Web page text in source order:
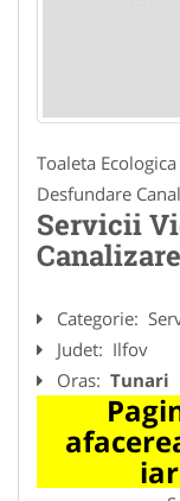
Toaleta
Desfundare
Servicii
Categorie:
Judet: Ilfov
Oras: Tunari